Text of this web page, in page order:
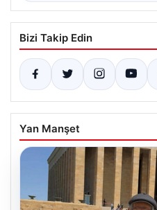
Bizi Takip Edin
Yan Manşet